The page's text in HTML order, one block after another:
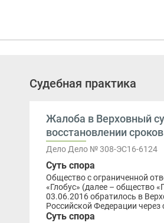
Судебная практика
Жалоба в Верховный
восстановлении сроков
Дело Дело № 308-ЭС16-6124
Суть спора
Общество с ограниченной
«Глобус» (далее – общество
03.06.2016 обратилось в
Российской Федерации через
Суть спора